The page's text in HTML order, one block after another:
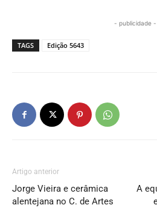
- publicidade -
TAGS Edição 5643
Artigo anterior
Jorge Vieira e cerâmica
alentejana no C. de Artes
A